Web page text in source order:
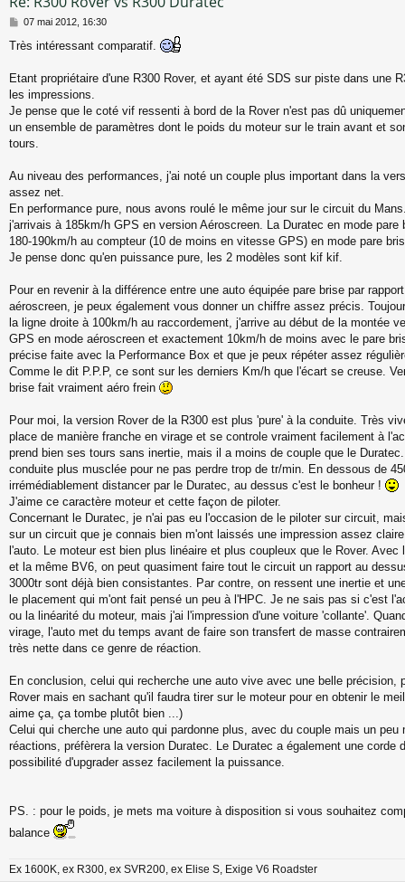
M
s
a
e
07 mai 2012, 16:30
Très intéressant comparatif.
Etant propriétaire d'une R300 Rover, et ayant été SDS sur piste dans une
les impressions.
Je pense que le coté vif ressenti à bord de la Rover n'est pas dû
un ensemble de paramètres dont le poids du moteur sur le train avant et
tours.
Au niveau des performances, j'ai noté un couple plus important dans la
assez net.
En performance pure, nous avons roulé le même jour sur le circuit du
j'arrivais à 185km/h GPS en version Aéroscreen. La Duratec en mode pare
180-190km/h au compteur (10 de moins en vitesse GPS) en mode pare
Je pense donc qu'en puissance pure, les 2 modèles sont kif kif.
Pour en revenir à la différence entre une auto équipée pare brise par
aéroscreen, je peux également vous donner un chiffre assez précis.
la ligne droite à 100km/h au raccordement, j'arrive au début de la montée
GPS en mode aéroscreen et exactement 10km/h de moins avec le pare
précise faite avec la Performance Box et que je peux répéter assez
Comme le dit P.P.P, ce sont sur les derniers Km/h que l'écart se creuse.
brise fait vraiment aéro frein
Pour moi, la version Rover de la R300 est plus 'pure' à la conduite. Très
place de manière franche en virage et se controle vraiment facilement à
prend bien ses tours sans inertie, mais il a moins de couple que le
conduite plus musclée pour ne pas perdre trop de tr/min. En dessous de
irrémédiablement distancer par le Duratec, au dessus c'est le bonheur !
J'aime ce caractère moteur et cette façon de piloter.
Concernant le Duratec, je n'ai pas eu l'occasion de le piloter sur circuit,
sur un circuit que je connais bien m'ont laissés une impression assez
l'auto. Le moteur est bien plus linéaire et plus coupleux que le Rover. Avec
et la même BV6, on peut quasiment faire tout le circuit un rapport au
3000tr sont déjà bien consistantes. Par contre, on ressent une inertie et
le placement qui m'ont fait pensé un peu à l'HPC. Je ne sais pas si c'est
ou la linéarité du moteur, mais j'ai l'impression d'une voiture 'collante'.
virage, l'auto met du temps avant de faire son transfert de masse
très nette dans ce genre de réaction.
En conclusion, celui qui recherche une auto vive avec une belle précision,
Rover mais en sachant qu'il faudra tirer sur le moteur pour en obtenir le
aime ça, ça tombe plutôt bien ...)
Celui qui cherche une auto qui pardonne plus, avec du couple mais un
réactions, préfèrera la version Duratec. Le Duratec a également une corde
possibilité d'upgrader assez facilement la puissance.
PS. : pour le poids, je mets ma voiture à disposition si vous souhaitez
balance
Ex 1600K, ex R300, ex SVR200, ex Elise S, Exige V6 Roadster